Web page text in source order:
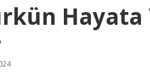
Hayata